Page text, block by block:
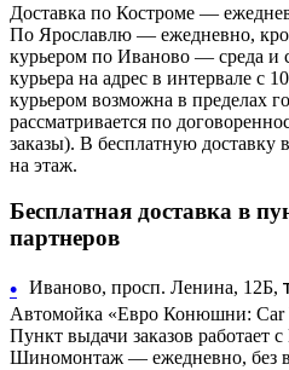
Доставка по Костроме —
По Ярославлю — ежедневно,
курьером по Иваново — среда и
курьера на адрес в интервале с
курьером возможна в пределах
рассматривается по
заказы). В бесплатную доставку
на этаж.
Бесплатная доставка в
партнеров
• Иваново, просп. Ленина, 12Б,
Автомойка «Евро Конюшни: Car
Пункт выдачи заказов работает
Шиномонтаж — ежедневно, без